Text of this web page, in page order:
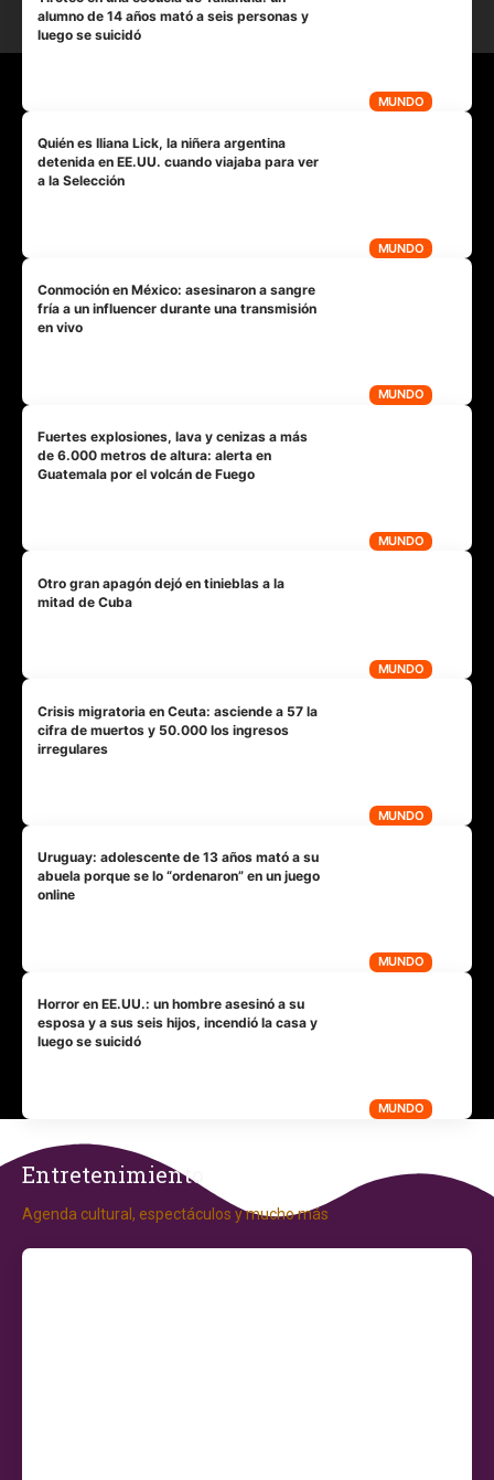
MUNDO
alumno de 14 años mató a seis personas y
luego se suicidó
MUNDO
Quién es Iliana Lick, la niñera argentina
detenida en EE.UU. cuando viajaba para ver
a la Selección
MUNDO
Conmoción en México: asesinaron a sangre
fría a un influencer durante una transmisión
en vivo
MUNDO
Fuertes explosiones, lava y cenizas a más
de 6.000 metros de altura: alerta en
Guatemala por el volcán de Fuego
MUNDO
Otro gran apagón dejó en tinieblas a la
mitad de Cuba
MUNDO
Crisis migratoria en Ceuta: asciende a 57 la
cifra de muertos y 50.000 los ingresos
irregulares
MUNDO
Uruguay: adolescente de 13 años mató a su
abuela porque se lo “ordenaron” en un juego
online
MUNDO
Horror en EE.UU.: un hombre asesinó a su
esposa y a sus seis hijos, incendió la casa y
luego se suicidó
Entretenimiento
Agenda cultural, espectáculos y mucho más